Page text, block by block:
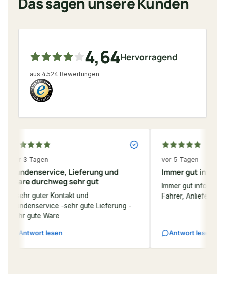
4,64Hervorragend
aus 4.524 Bewertungen
Lieferung und
sehr gut
und
-sehr gute Lieferung -
Immer gut informiert
Immer gut informiert. Problemlos.
Fahrer, Anlieferung einwandfrei.
Antwort lesen